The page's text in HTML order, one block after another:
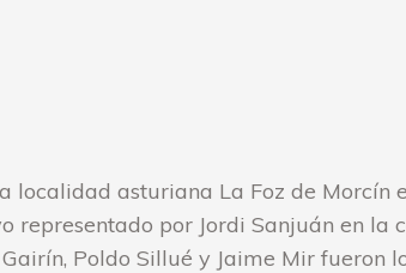
localidad asturiana La Foz de Morcín
por Jordi Sanjuán en la
Poldo Sillué y Jaime Mir fueron